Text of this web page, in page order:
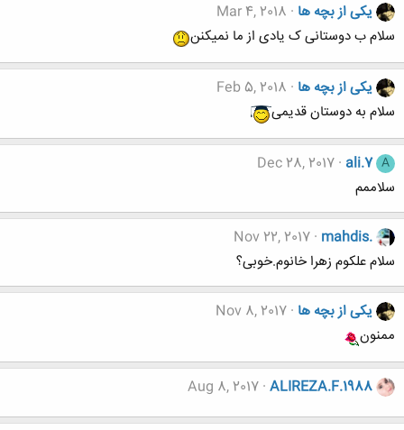
یکی از بچه ها Mar 4, 2018
سلام ب دوستانی ک یادی از ما نمیکنن
یکی از بچه ها Feb 5, 2018
سلام به دوستان قدیمی
A
ali.7
Dec 28, 2017
سلاممم
mahdis.
Nov 22, 2017
سلام علکوم زهرا خانوم.خوبی؟
یکی از بچه ها Nov 8, 2017
ممنون
ALIREZA.F.1988
Aug 8, 2017